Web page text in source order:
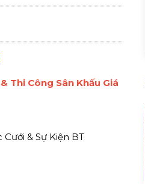
Thi Công Sân Khấu Giá
& Sự Kiện BT